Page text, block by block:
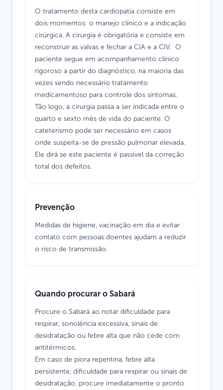
O tratamento desta cardiopatia consiste em
dois momentos: o manejo clínico e a indicação
cirúrgica. A cirurgia é obrigatória e consiste em
reconstruir as valvas e fechar a CIA e a CIV. O
paciente segue em acompanhamento clínico
rigoroso a partir do diagnóstico, na maioria das
vezes sendo necessário tratamento
medicamentoso para controle dos sintomas.
Tão logo, a cirurgia passa a ser indicada entre o
quarto e sexto mês de vida do paciente. O
cateterismo pode ser necessário em casos
onde suspeita-se de pressão pulmonar elevada.
Ele dirá se este paciente é passível da correção
total dos defeitos.
Prevenção
Medidas de higiene, vacinação em dia e evitar
contato com pessoas doentes ajudam a reduzir
o risco de transmissão.
Quando procurar o Sabará
Procure o Sabará ao notar dificuldade para
respirar, sonolência excessiva, sinais de
desidratação ou febre alta que não cede com
antitérmicos.
Em caso de piora repentina, febre alta
persistente, dificuldade para respirar ou sinais de
desidratação, procure imediatamente o pronto